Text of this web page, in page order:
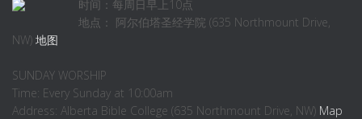
时间：每周日早上10点
地点： 阿尔伯塔圣经学院 (635 Northmount Drive,
NW) 地图
SUNDAY WORSHIP
Time: Every Sunday at 10:00am
Address: Alberta Bible College (635 Northmount Drive, NW) Map